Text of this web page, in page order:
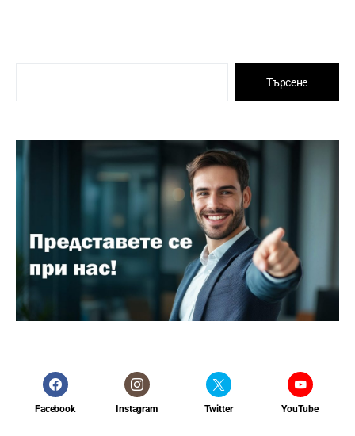
Търсене
Facebook Instagram Twitter YouTube